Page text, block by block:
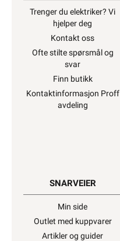
Trenger du elektriker? Vi
hjelper deg
Kontakt oss
Ofte stilte spørsmål og
svar
Finn butikk
Kontaktinformasjon Proff
avdeling
SNARVEIER
Min side
Outlet med kuppvarer
Artikler og guider